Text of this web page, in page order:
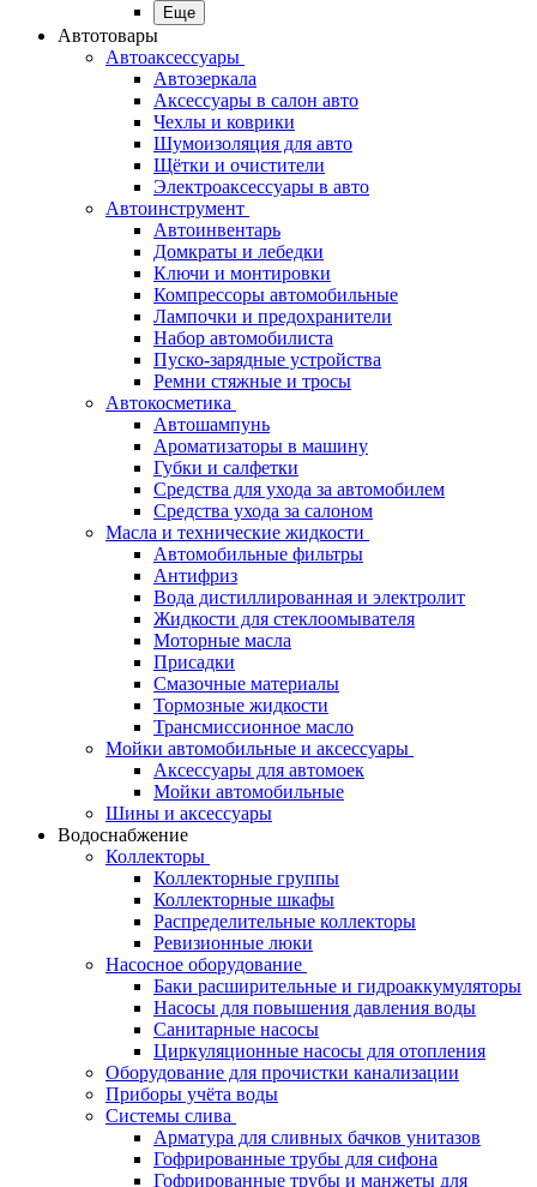
Еще
Автотовары
Автоаксессуары
Автозеркала
Аксессуары в салон авто
Чехлы и коврики
Шумоизоляция для авто
Щётки и очистители
Электроаксессуары в авто
Автоинструмент
Автоинвентарь
Домкраты и лебедки
Ключи и монтировки
Компрессоры автомобильные
Лампочки и предохранители
Набор автомобилиста
Пуско-зарядные устройства
Ремни стяжные и тросы
Автокосметика
Автошампунь
Ароматизаторы в машину
Губки и салфетки
Средства для ухода за автомобилем
Средства ухода за салоном
Масла и технические жидкости
Автомобильные фильтры
Антифриз
Вода дистиллированная и электролит
Жидкости для стеклоомывателя
Моторные масла
Присадки
Смазочные материалы
Тормозные жидкости
Трансмиссионное масло
Мойки автомобильные и аксессуары
Аксессуары для автомоек
Мойки автомобильные
Шины и аксессуары
Водоснабжение
Коллекторы
Коллекторные группы
Коллекторные шкафы
Распределительные коллекторы
Ревизионные люки
Насосное оборудование
Баки расширительные и гидроаккумуляторы
Насосы для повышения давления воды
Санитарные насосы
Циркуляционные насосы для отопления
Оборудование для прочистки канализации
Приборы учёта воды
Системы слива
Арматура для сливных бачков унитазов
Гофрированные трубы для сифона
Гофрированные трубы и манжеты для